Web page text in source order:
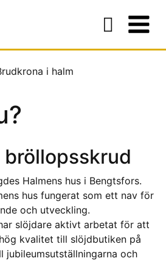
Halmens hus i Bengtsfors.
hus fungerat som ett nav för
och utveckling.
slöjdare aktivt arbetat för att
kvalitet till slöjdbutiken på
jubileumsutställningarna och